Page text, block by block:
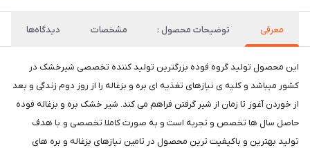
معرفی توضیحات محصول : مشخصات دیدگاه‌ها
این محصول تولید گروه فوده بزرگترین تولید کننده تخصصی شیرخشک در
کشور میباشد و کلیه ی نیازهای تغذیه ای بره و بزغاله را از روز دوم زندگی و بعد
از خوردن آغوز تا زمان از شیر گرفتن فراهم می کند. شیر خشک بره و بزغاله فوده
حاصل سال ها تخصص و تجربه است و به صورت کاملا تخصصی و با هدف
تولید بهترین و باکیفیت ترین محصول در تامین نیازهای بزغاله و بره های